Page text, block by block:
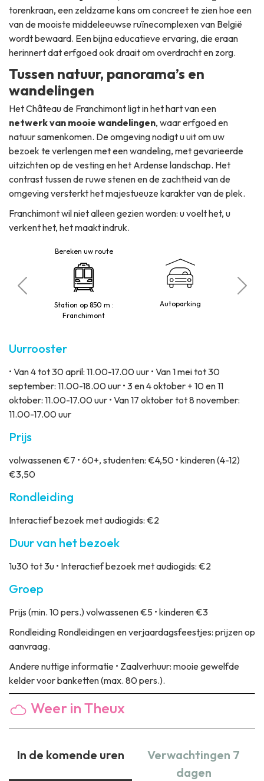
torenkraan, een zeldzame kans om concreet te zien hoe een
van de mooiste middeleeuwse ruïnecomplexen van België
wordt bewaard. Een bijna educatieve ervaring, die eraan
herinnert dat erfgoed ook draait om overdracht en zorg.
Tussen natuur, panorama’s en
wandelingen
Het Château de Franchimont ligt in het hart van een
netwerk van mooie wandelingen, waar erfgoed en
natuur samenkomen. De omgeving nodigt u uit om uw
bezoek te verlengen met een wandeling, met gevarieerde
uitzichten op de vesting en het Ardense landschap. Het
contrast tussen de ruwe stenen en de zachtheid van de
omgeving versterkt het majestueuze karakter van de plek.
Franchimont wil niet alleen gezien worden: u voelt het, u
verkent het, het maakt indruk.
Bereken uw route
Station op 850 m :
Franchimont
Autoparking
Uurrooster
• Van 4 tot 30 april: 11.00-17.00 uur • Van 1 mei tot 30
september: 11.00-18.00 uur • 3 en 4 oktober + 10 en 11
oktober: 11.00-17.00 uur • Van 17 oktober tot 8 november:
11.00-17.00 uur
Prijs
volwassenen €7 • 60+, studenten: €4,50 • kinderen (4-12)
€3,50
Rondleiding
Interactief bezoek met audiogids: €2
Duur van het bezoek
1u30 tot 3u • Interactief bezoek met audiogids: €2
Groep
Prijs (min. 10 pers.) volwassenen €5 • kinderen €3
Rondleiding Rondleidingen en verjaardagsfeestjes: prijzen op
aanvraag.
Andere nuttige informatie • Zaalverhuur: mooie gewelfde
kelder voor banketten (max. 80 pers.).
Weer in Theux
In de komende uren
Verwachtingen 7
dagen